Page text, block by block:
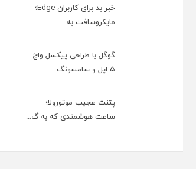
خبر بد برای کاربران Edge؛
مایکروسافت به‌...
گوگل با طراحی پیکسل واچ
۵ اپل و سامسونگ ...
پتنت عجیب موتورولا؛
ساعت هوشمندی که به گ...